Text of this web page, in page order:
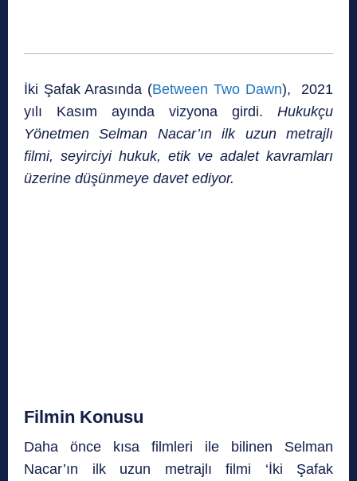
İki Şafak Arasında (Between Two Dawn), 2021
yılı Kasım ayında vizyona girdi. Hukukçu
Yönetmen Selman Nacar’ın ilk uzun metrajlı
filmi, seyirciyi hukuk, etik ve adalet kavramları
üzerine düşünmeye davet ediyor.
Filmin Konusu
Daha önce kısa filmleri ile bilinen Selman
Nacar’ın ilk uzun metrajlı filmi ‘İki Şafak